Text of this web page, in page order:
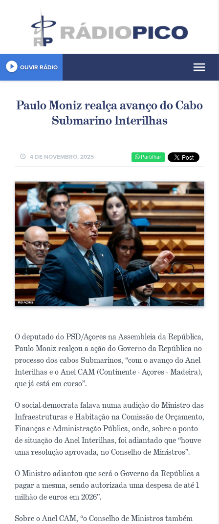
play_circle_filled OUVIR RÁDIO menu
Paulo Moniz realça avanço do Cabo
Submarino Interilhas
schedule 4 DE NOVEMBRO, 2025 Partilhar
O deputado do PSD/Açores na Assembleia da República,
Paulo Moniz realçou a ação do Governo da República no
processo dos cabos Submarinos, “com o avanço do Anel
Interilhas e o Anel CAM (Continente - Açores - Madeira),
que já está em curso”.
O social-democrata falava numa audição do Ministro das
Infraestruturas e Habitação na Comissão de Orçamento,
Finanças e Administração Pública, onde, sobre o ponto
de situação do Anel Interilhas, foi adiantado que “houve
uma resolução aprovada, no Conselho de Ministros”.
O Ministro adiantou que será o Governo da República a
pagar a mesma, sendo autorizada uma despesa de até 1
milhão de euros em 2026”.
Sobre o Anel CAM, “o Conselho de Ministros também